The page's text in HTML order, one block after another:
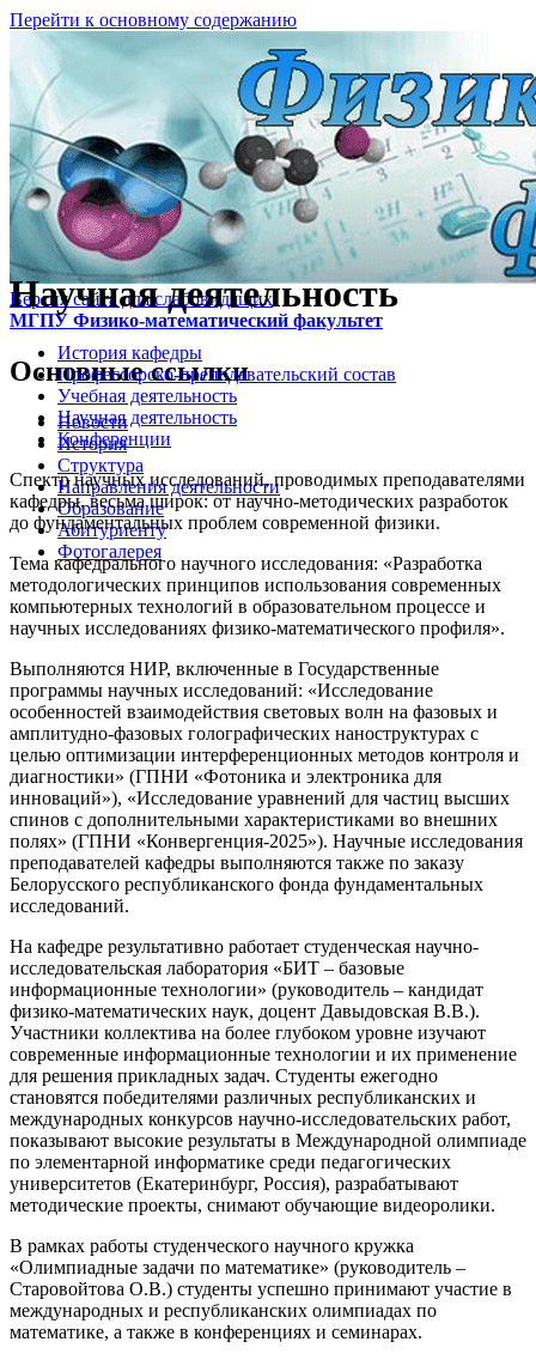
Перейти к основному содержанию
Версия сайта для слабовидящих
МГПУ Физико-математический факультет
Основные ссылки
Новости
История
Структура
Направления деятельности
Образование
Абитуриенту
Фотогалерея
Научная деятельность
История кафедры
Профессорско-преподавательский состав
Учебная деятельность
Научная деятельность
Конференции
Спектр научных исследований, проводимых преподавателями
кафедры, весьма широк: от научно-методических разработок
до фундаментальных проблем современной физики.
Тема кафедрального научного исследования: «Разработка
методологических принципов использования современных
компьютерных технологий в образовательном процессе и
научных исследованиях физико-математического профиля».
Выполняются НИР, включенные в Государственные
программы научных исследований: «Исследование
особенностей взаимодействия световых волн на фазовых и
амплитудно-фазовых голографических наноструктурах с
целью оптимизации интерференционных методов контроля и
диагностики» (ГПНИ «Фотоника и электроника для
инноваций»), «Исследование уравнений для частиц высших
спинов с дополнительными характеристиками во внешних
полях» (ГПНИ «Конвергенция-2025»). Научные исследования
преподавателей кафедры выполняются также по заказу
Белорусского республиканского фонда фундаментальных
исследований.
На кафедре результативно работает студенческая научно-
исследовательская лаборатория «БИТ – базовые
информационные технологии» (руководитель – кандидат
физико-математических наук, доцент Давыдовская В.В.).
Участники коллектива на более глубоком уровне изучают
современные информационные технологии и их применение
для решения прикладных задач. Студенты ежегодно
становятся победителями различных республиканских и
международных конкурсов научно-исследовательских работ,
показывают высокие результаты в Международной олимпиаде
по элементарной информатике среди педагогических
университетов (Екатеринбург, Россия), разрабатывают
методические проекты, снимают обучающие видеоролики.
В рамках работы студенческого научного кружка
«Олимпиадные задачи по математике» (руководитель –
Старовойтова О.В.) студенты успешно принимают участие в
международных и республиканских олимпиадах по
математике, а также в конференциях и семинарах.